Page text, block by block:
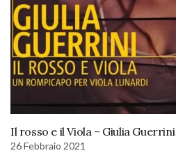
Il rosso e il Viola – Giulia Guerrini
26 Febbraio 2021